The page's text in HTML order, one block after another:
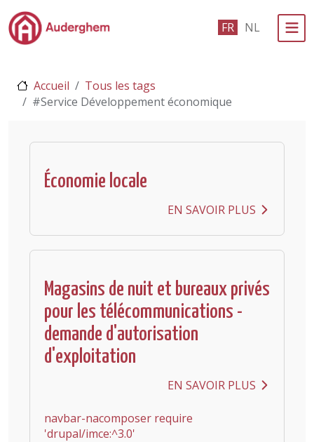
Passer au contenu principal FR NL
Événements et vie associative
Accueil
Tous les tags
#Service Développement économique
Économie locale
EN SAVOIR PLUS
Magasins de nuit et bureaux privés
pour les télécommunications -
demande d'autorisation
d'exploitation
EN SAVOIR PLUS
navbar-nacomposer require
'drupal/imce:^3.0'